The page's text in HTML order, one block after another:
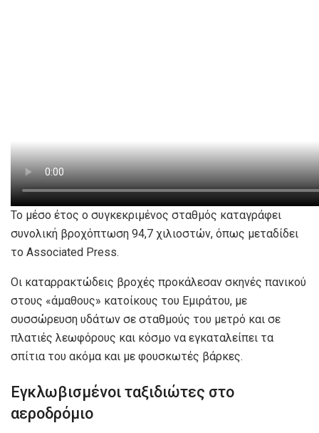
Το μέσο έτος ο συγκεκριμένος σταθμός καταγράφει
συνολική βροχόπτωση 94,7 χιλιοστών, όπως μεταδίδει
το Associated Press.
Οι καταρρακτώδεις βροχές προκάλεσαν σκηνές πανικού
στους «άμαθους» κατοίκους του Εμιράτου, με
συσσώρευση υδάτων σε σταθμούς του μετρό και σε
πλατιές λεωφόρους και κόσμο να εγκαταλείπει τα
σπίτια του ακόμα και με φουσκωτές βάρκες.
Εγκλωβισμένοι ταξιδιώτες στο
αεροδρόμιο